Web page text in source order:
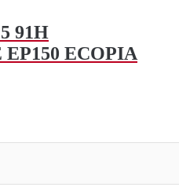
91H
ECOPIA